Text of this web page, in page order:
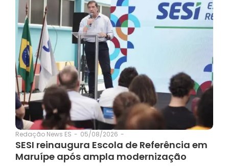
Redação News ES - 05/08/2026 -
SESI reinaugura Escola de Referência em
Maruípe após ampla modernização